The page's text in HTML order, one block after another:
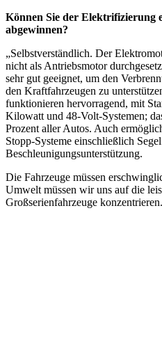
Können Sie der Elektrifizierung
abgewinnen?
„Selbstverständlich. Der
nicht als Antriebsmotor
sehr gut geeignet, um den
den Kraftfahrzeugen zu
funktionieren hervorragend, mit
Kilowatt und 48-Volt-Systemen;
Prozent aller Autos. Auch
Stopp-Systeme einschließlich
Beschleunigungsunterstützung.
Die Fahrzeuge müssen
Umwelt müssen wir uns auf die
Großserienfahrzeuge